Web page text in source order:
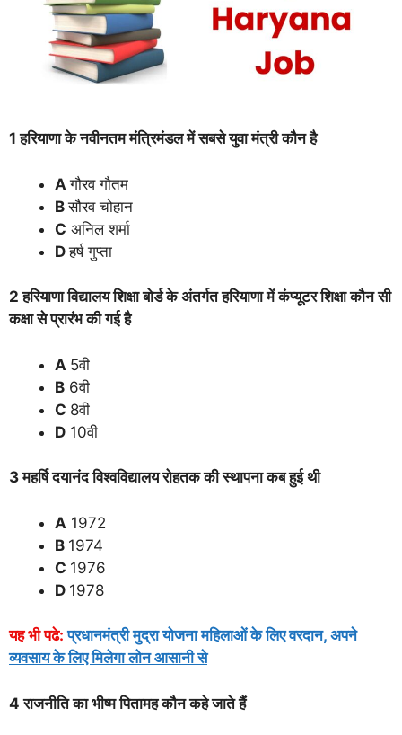
1 हरियाणा के नवीनतम मंत्रिमंडल में सबसे युवा मंत्री कौन है
Aगौरव गौतम
Bसौरव चोहान
C अनिल शर्मा
Dहर्ष गुप्ता
2 हरियाणा विद्यालय शिक्षा बोर्ड के अंतर्गत हरियाणा में कंप्यूटर शिक्षा कौन सी
कक्षा से प्रारंभ की गई है
A 5वी
B 6वी
C 8वी
D 10वी
3 महर्षि दयानंद विश्वविद्यालय रोहतक की स्थापना कब हुई थी
A 1972
B 1974
C 1976
D 1978
यह भी पढे:प्रधानमंत्री मुद्रा योजना महिलाओं के लिए वरदान, अपने
व्यवसाय के लिए मिलेगा लोन आसानी से
4 राजनीति का भीष्म पितामह कौन कहे जाते हैं